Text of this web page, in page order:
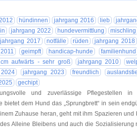
hündinnen jahrgang 2016 lieb
jahrgang 2022 hundevermittlung
mischling
jahrgang 2017 notfälle rüden
jahrgang 2018
geimpft handicap-hunde
familienhund
aufwärts - sehr groß
jahrgang 2010
jahrgang 2023 freundlich
gechipt
und zuverlässige Pflegestellen
bietet dem Hund das „Sprungbrett“ in sein
Zuhause heran, geht mit ihm Spazieren
Alleine Bleibens und auch die Sozialisierung